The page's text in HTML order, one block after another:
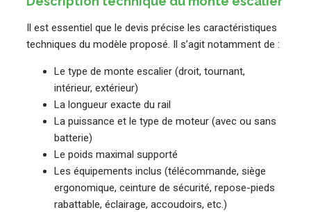
Il est essentiel que le devis précise les caractéristiques
techniques du modèle proposé. Il s’agit notamment de :
Le type de monte escalier (droit, tournant,
intérieur, extérieur)
La longueur exacte du rail
La puissance et le type de moteur (avec ou sans
batterie)
Le poids maximal supporté
Les équipements inclus (télécommande, siège
ergonomique, ceinture de sécurité, repose-pieds
rabattable, éclairage, accoudoirs, etc.)